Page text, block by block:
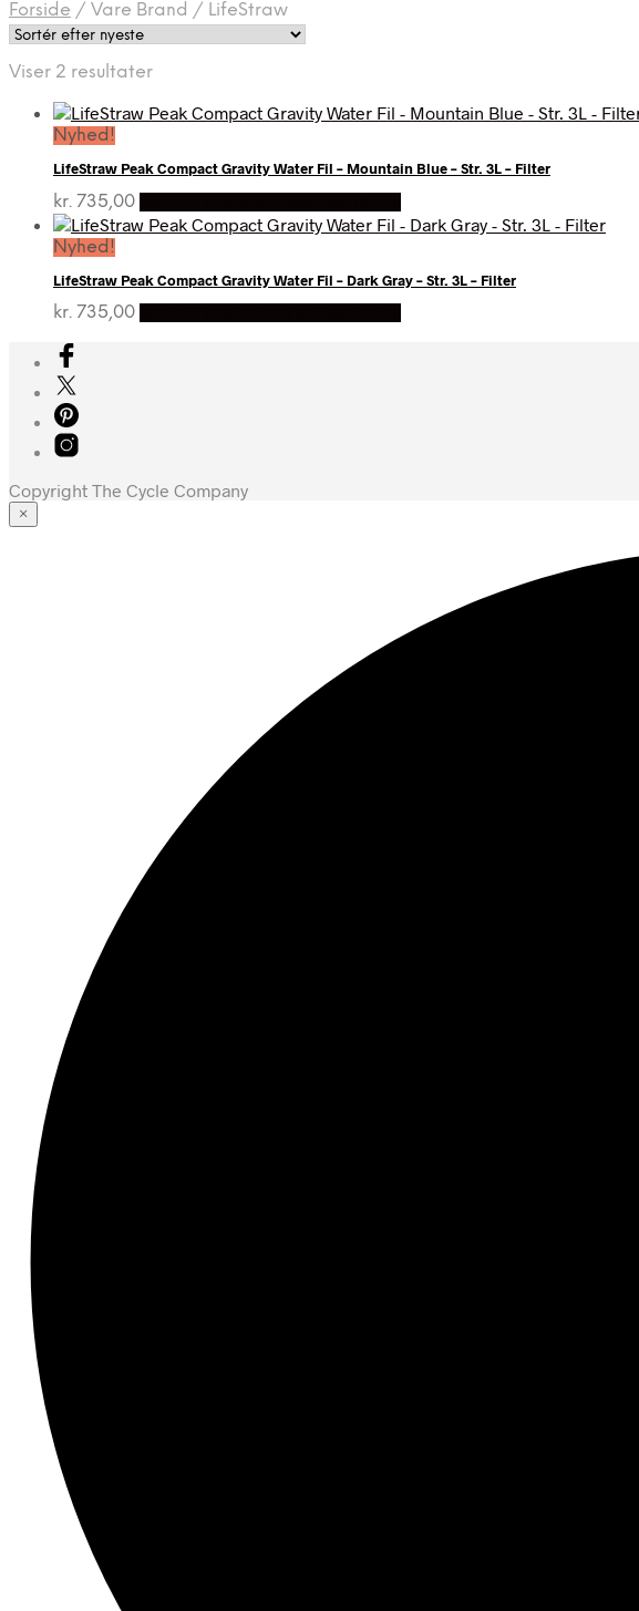
Forside / Vare Brand / LifeStraw
Viser 2 resultaterSorteret
seneste
Nyhed!
LifeStraw Peak Compact Gravity Water Fil – Mountain Blue – Str. 3L – Filter
kr. 735,00
Nyhed!
LifeStraw Peak Compact Gravity Water Fil – Dark Gray – Str. 3L – Filter
kr. 735,00
Copyright The Cycle Company
×